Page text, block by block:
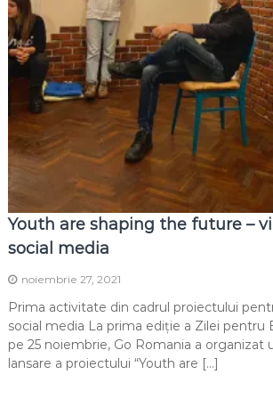
Youth are shaping the future –
social media
noiembrie 27, 2021
Prima activitate din cadrul proiectului
social media La prima ediție a Zilei pentru
pe 25 noiembrie, Go Romania a organizat
lansare a proiectului “Youth are […]